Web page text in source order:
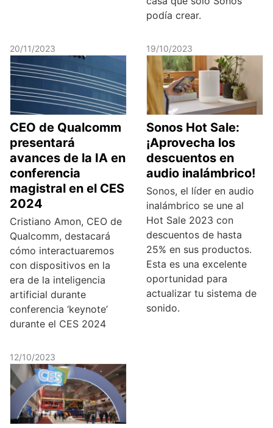
podía crear.
20/11/2023
CEO de Qualcomm
presentará
avances de la IA en
conferencia
magistral en el CES
2024
Cristiano Amon, CEO de
Qualcomm, destacará
cómo interactuaremos
con dispositivos en la
era de la inteligencia
artificial durante
conferencia ‘keynote’
durante el CES 2024
19/10/2023
Sonos Hot Sale:
¡Aprovecha los
descuentos en
audio inalámbrico!
Sonos, el líder en audio
inalámbrico se une al
Hot Sale 2023 con
descuentos de hasta
25% en sus productos.
Esta es una excelente
oportunidad para
actualizar tu sistema de
sonido.
12/10/2023